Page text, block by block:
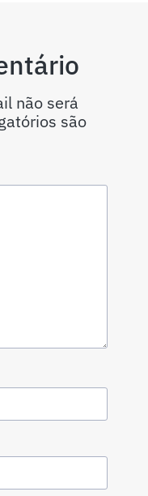
não será
são